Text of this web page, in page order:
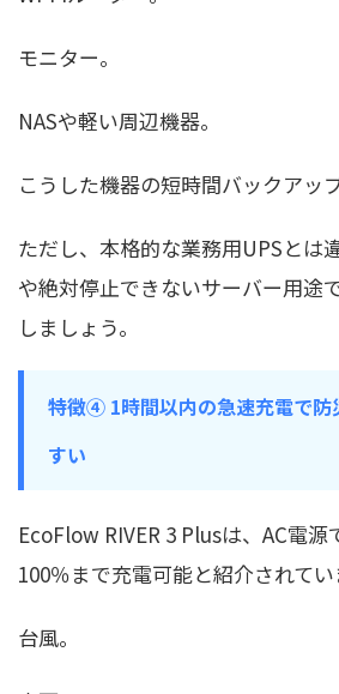
モニター。
NASや軽い周辺機器。
こうした機器の短時間バックアッ
ただし、本格的な業務用UPSとは
や絶対停止できないサーバー用途
しましょう。
特徴④ 1時間以内の急速充電で防
すい
EcoFlow RIVER 3 Plusは、AC電源
100％まで充電可能と紹介されてい
台風。